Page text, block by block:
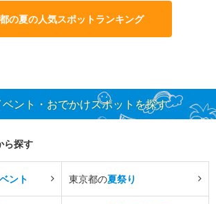
の夏の人気スポットランキング
ント・おでかけスポットを探す
ら探す
ント 東京都の夏祭り